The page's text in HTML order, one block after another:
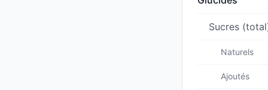
Sucres
Naturels
Ajoutés